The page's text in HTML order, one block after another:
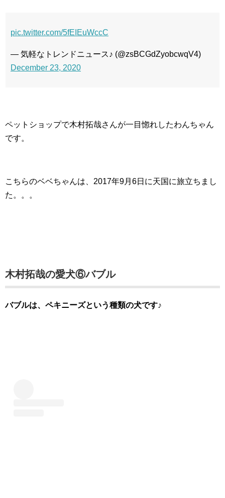
pic.twitter.com/5fEIEuWccC
— 気軽なトレンドニュース♪ (@zsBCGdZyobcwqV4)
December 23, 2020
ペットショップで木村拓哉さんが一目惚れしたわんちゃん
です。
こちらのベベちゃんは、2017年9月6日に天国に旅立ちまし
た。。。
木村拓哉の愛犬⑥バブル
バブルは、ペキニーズという種類の犬です♪